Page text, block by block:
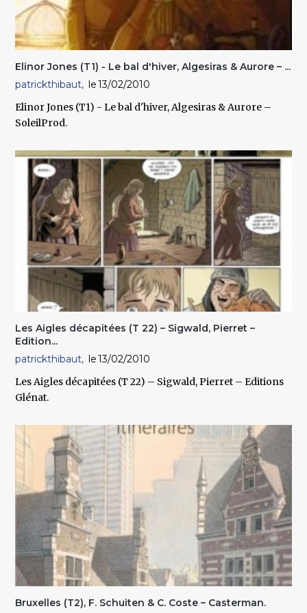
Elinor Jones (T1) - Le bal d'hiver, Algesiras & Aurore – ...
patrickthibaut
13/02/2010
Elinor Jones (T1) - Le bal d'hiver, Algesiras & Aurore –
SoleilProd.
Les Aigles décapitées (T 22) – Sigwald, Pierret –
Edition...
patrickthibaut
13/02/2010
Les Aigles décapitées (T 22) – Sigwald, Pierret – Editions
Glénat.
Bruxelles (T2), F. Schuiten & C. Coste – Casterman.